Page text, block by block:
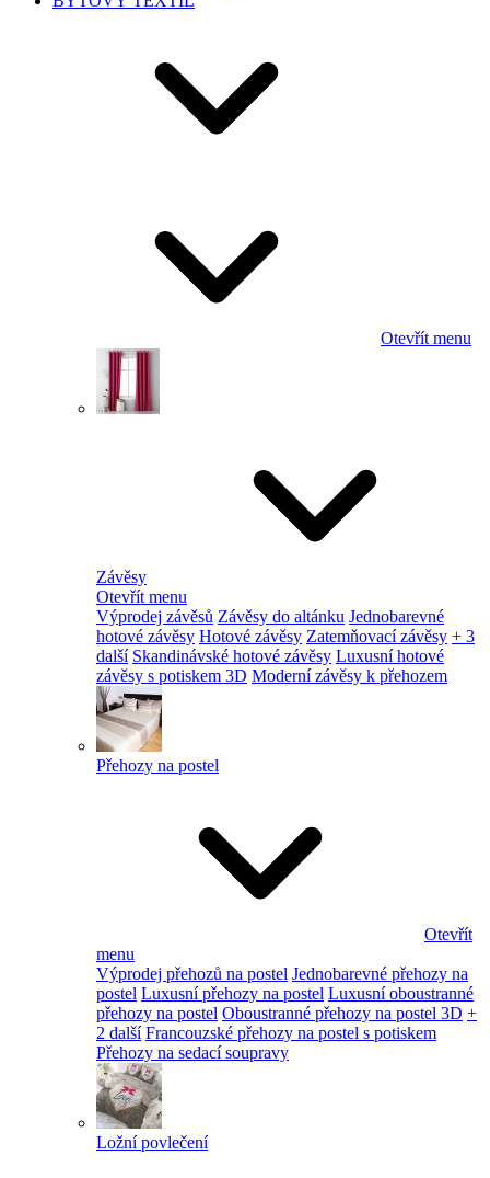
Otevřít menu
Závěsy
Otevřít menu
Výprodej závěsů Závěsy do altánku Jednobarevné
hotové závěsy Hotové závěsy Zatemňovací závěsy + 3
další Skandinávské hotové závěsy Luxusní hotové
závěsy s potiskem 3D Moderní závěsy k přehozem
Přehozy na postel
Otevřít
menu
Výprodej přehozů na postel Jednobarevné přehozy na
postel Luxusní přehozy na postel Luxusní oboustranné
přehozy na postel Oboustranné přehozy na postel 3D +
2 další Francouzské přehozy na postel s potiskem
Přehozy na sedací soupravy
Ložní povlečení